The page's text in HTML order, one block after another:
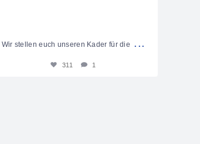
Wir stellen euch unseren Kader für die ...
311 1